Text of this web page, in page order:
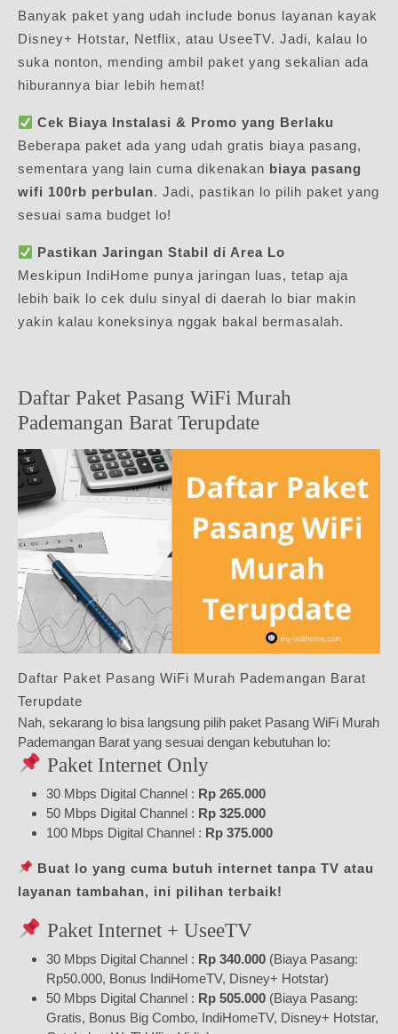
Banyak paket yang udah include bonus layanan kayak
Disney+ Hotstar, Netflix, atau UseeTV. Jadi, kalau lo
suka nonton, mending ambil paket yang sekalian ada
hiburannya biar lebih hemat!
Cek Biaya Instalasi & Promo yang Berlaku
Beberapa paket ada yang udah gratis biaya pasang,
sementara yang lain cuma dikenakan biaya pasang
wifi 100rb perbulan. Jadi, pastikan lo pilih paket yang
sesuai sama budget lo!
Pastikan Jaringan Stabil di Area Lo
Meskipun IndiHome punya jaringan luas, tetap aja
lebih baik lo cek dulu sinyal di daerah lo biar makin
yakin kalau koneksinya nggak bakal bermasalah.
Daftar Paket Pasang WiFi Murah
Pademangan Barat Terupdate
Daftar Paket Pasang WiFi Murah Pademangan Barat
Terupdate
Nah, sekarang lo bisa langsung pilih paket Pasang WiFi Murah
Pademangan Barat yang sesuai dengan kebutuhan lo:
Paket Internet Only
30 Mbps Digital Channel : Rp 265.000
50 Mbps Digital Channel : Rp 325.000
100 Mbps Digital Channel : Rp 375.000
Buat lo yang cuma butuh internet tanpa TV atau
layanan tambahan, ini pilihan terbaik!
Paket Internet + UseeTV
30 Mbps Digital Channel : Rp 340.000 (Biaya Pasang:
Rp50.000, Bonus IndiHomeTV, Disney+ Hotstar)
50 Mbps Digital Channel : Rp 505.000 (Biaya Pasang:
Gratis, Bonus Big Combo, IndiHomeTV, Disney+ Hotstar,